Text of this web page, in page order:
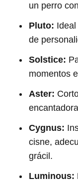
un perro
Pluto:
de
Solstice:
momentos
Aster:
Cygnus:
cisne,
grácil.
Luminous: